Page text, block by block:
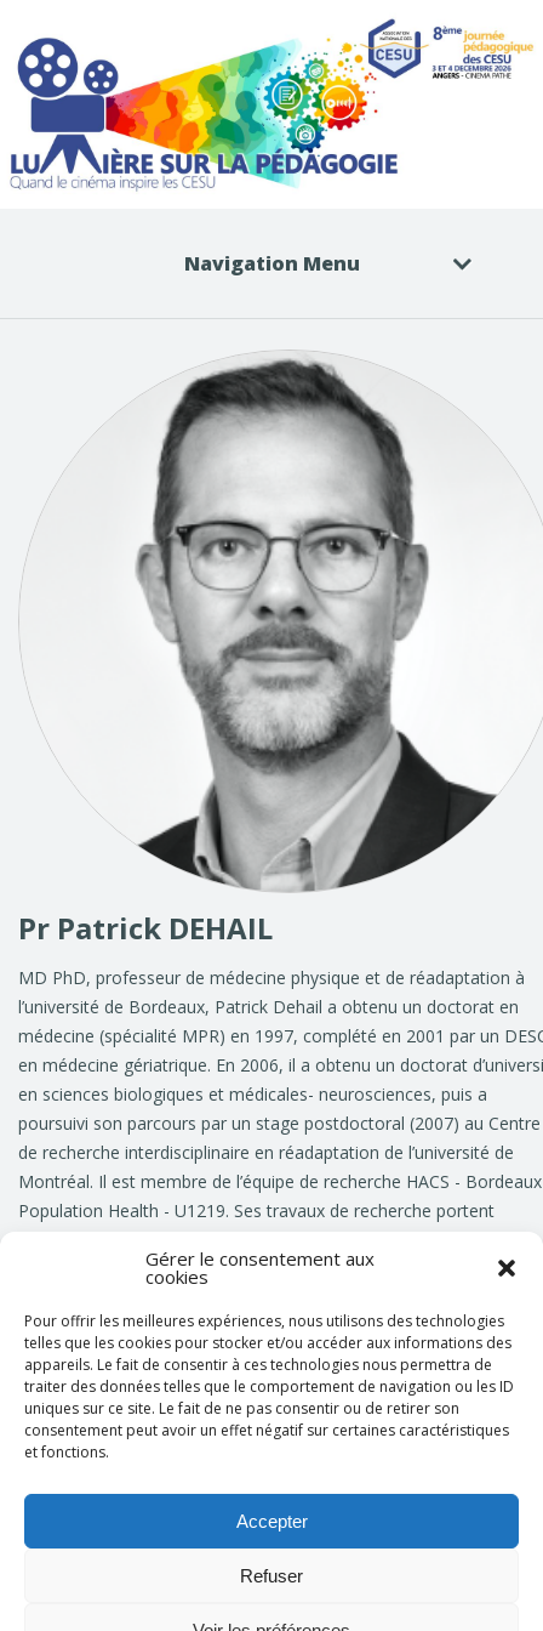
Gérer le consentement aux
cookies
Pour offrir les meilleures expériences, nous utilisons des technologies
telles que les cookies pour stocker et/ou accéder aux informations des
appareils. Le fait de consentir à ces technologies nous permettra de
traiter des données telles que le comportement de navigation ou les ID
uniques sur ce site. Le fait de ne pas consentir ou de retirer son
consentement peut avoir un effet négatif sur certaines caractéristiques
et fonctions.
Accepter
Refuser
Navigation Menu
Pr Patrick DEHAIL
MD PhD, professeur de médecine physique et de réadaptation à
l’université de Bordeaux, Patrick Dehail a obtenu un doctorat en
médecine (spécialité MPR) en 1997, complété en 2001 par un
en médecine gériatrique. En 2006, il a obtenu un doctorat
en sciences biologiques et médicales- neurosciences, puis a
poursuivi son parcours par un stage postdoctoral (2007) au Centre
de recherche interdisciplinaire en réadaptation de l’université de
Montréal. Il est membre de l’équipe de recherche HACS - Bordeaux
Population Health - U1219. Ses travaux de recherche portent
motrices et posturales des personnes âgées et des patients
de l’UFR des sciences médicales et coordonnateur du deuxième
des études médicales depuis 2014. Il dirige aussi l’Institut
des sciences de la réadaptation (IUSR) depuis 2018. Chef du
MPR du CHU de Bordeaux de 2010 à 2019, il occupe depuis mai
2019 le poste de conseiller médical du directeur général de l’ARS
notamment participé à la création de la plateforme de simulation
santé SIMBA-S, contribué aux travaux sur l’universitarisation des
la Recherche et de l’Innovation) et participé à la rédaction des
nouvelles compétences dans le cadre de la réforme du deuxième